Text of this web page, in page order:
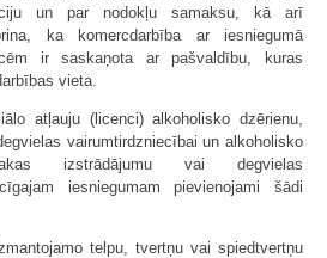
un par nodokļu samaksu, kā arī
ka komercdarbība ar iesniegumā
ir saskaņota ar pašvaldību, kuras
vieta.
atļauju (licenci) alkoholisko dzērienu,
vairumtirdzniecībai un alkoholisko
izstrādājumu vai degvielas
iesniegumam pievienojami šādi
telpu, tvertņu vai spiedtvertņu